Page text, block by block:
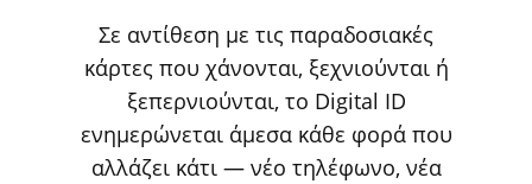
Σε αντίθεση με τις παραδοσιακές
κάρτες που χάνονται, ξεχνιούνται ή
ξεπερνιούνται, το Digital ID
ενημερώνεται άμεσα κάθε φορά που
αλλάζει κάτι — νέο τηλέφωνο, νέα